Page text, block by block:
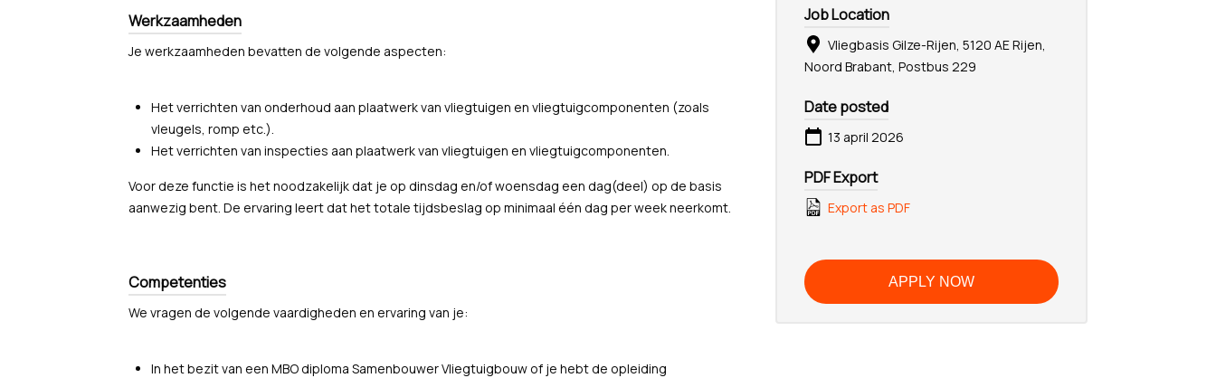
Werkzaamheden
Je werkzaamheden bevatten de volgende aspecten:
Het verrichten van onderhoud aan plaatwerk van vliegtuigen en vliegtuigcomponenten (zoals
vleugels, romp etc.).
Het verrichten van inspecties aan plaatwerk van vliegtuigen en vliegtuigcomponenten.
Voor deze functie is het noodzakelijk dat je op dinsdag en/of woensdag een dag(deel) op de basis
aanwezig bent. De ervaring leert dat het totale tijdsbeslag op minimaal één dag per week neerkomt.
Competenties
We vragen de volgende vaardigheden en ervaring van je:
In het bezit van een MBO diploma Samenbouwer Vliegtuigbouw of je hebt de opleiding
Job Location
Vliegbasis Gilze-Rijen, 5120 AE Rijen,
Noord Brabant, Postbus 229
Date posted
13 april 2026
PDF Export
Export as PDF
APPLY NOW